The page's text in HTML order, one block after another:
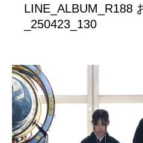
LINE_ALBUM_R188
_250423_130